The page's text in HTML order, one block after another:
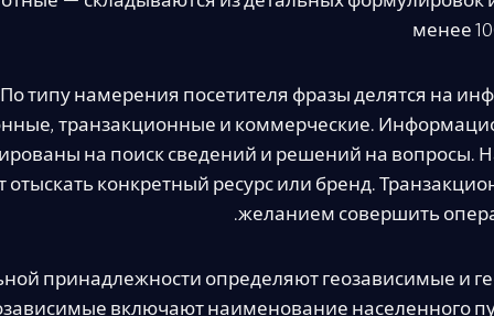
менее
По типу намерения посетителя фразы делятся на
транзакционные и коммерческие.
на поиск сведений и решений на вопросы.
отыскать конкретный ресурс или бренд.
желанием совершить
принадлежности определяют геозависимые и
включают наименование населенного